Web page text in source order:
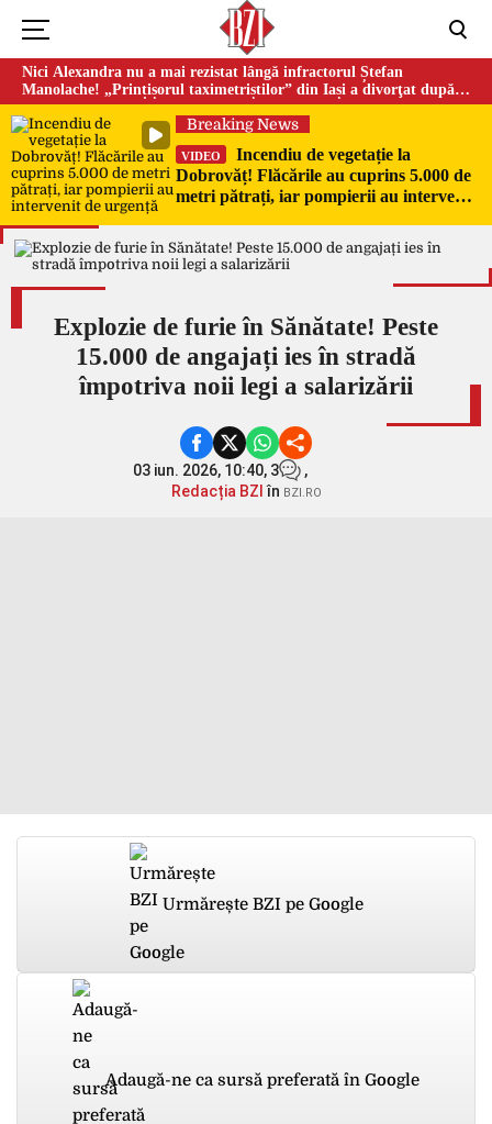
Nici Alexandra nu a mai rezistat lângă infractorul Ștefan
Manolache! „Prințișorul taximetriștilor” din Iași a divorţat după
doi ani de căsnicie
Breaking News
VIDEO
Incendiu de vegetație la
Dobrovăț! Flăcările au cuprins 5.000 de
metri pătrați, iar pompierii au intervenit
Explozie de furie în Sănătate! Peste
15.000 de angajați ies în stradă
împotriva noii legi a salarizării
03 iun. 2026, 10:40, 3
,
Redacția BZI în BZI.RO
Urmărește BZI pe Google
Adaugă-ne ca sursă preferată în Google